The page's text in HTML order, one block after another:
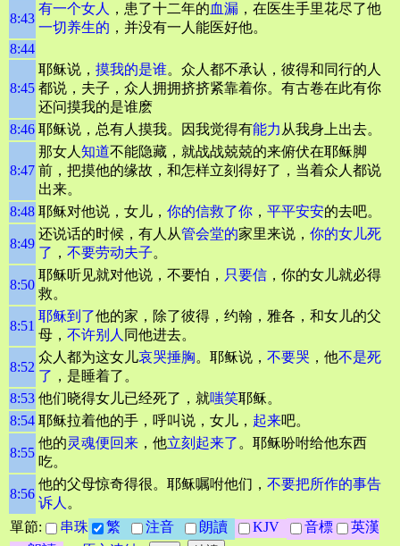
8:43
有一个女人 ，患了十二年的血漏 ，在医生手里花尽了他
一切养生的 ，并没有一人能医好他。
8:44
8:45
耶稣说， 摸我的是谁。众人都不承认，彼得和同行的人
都说，夫子，众人拥拥挤挤紧靠着你。有古卷在此有你
还问摸我的是谁麽
8:46 耶稣说，总有人摸我。因我觉得有能力 从我身上出去。
8:47
那女人 知道不能隐藏，就战战兢兢的来俯伏在耶稣脚
前，把摸他的缘故，和怎样立刻得好了，当着众人都说
出来。
8:48 耶稣对他说，女儿， 你的信救了你 ， 平平安安的去吧。
8:49
还说话的时候，有人从管会堂的家里来说， 你的女儿死
了 ， 不要劳动夫子。
8:50
耶稣听见就对他说，不要怕， 只要信 ，你的女儿就必得
救。
8:51
耶稣到了他的家，除了彼得，约翰，雅各，和女儿的父
母， 不许别人 同他进去。
8:52
众人都为这女儿哀哭捶胸。耶稣说， 不要哭 ，他不是死
了 ，是睡着了。
8:53 他们晓得女儿已经死了，就嗤笑耶稣。
8:54 耶稣拉着他的手，呼叫说，女儿， 起来吧。
8:55
他的灵魂便回来 ，他立刻起来了 。耶稣吩咐给他东西
吃。
8:56
他的父母惊奇得很。耶稣嘱咐他们， 不要把所作的事告
诉人 。
單節:
串珠 繁 注音 朗讀 KJV 音標
英漢